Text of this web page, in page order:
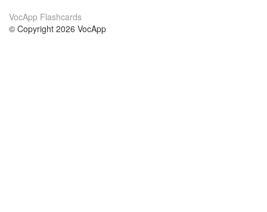
VocApp Flashcards
© Copyright 2026 VocApp